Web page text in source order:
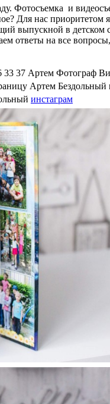
Фотосъемка и
Для нас
выпускной в
ответы на все
33 37 Артем Фотограф
Артем Бездольный
инстаграм